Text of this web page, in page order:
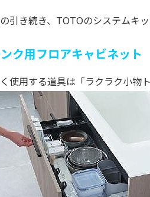
引き続き、TOTOのシステムキ
ク用フロアキャビネット
使用する道具は「ラクラク小物